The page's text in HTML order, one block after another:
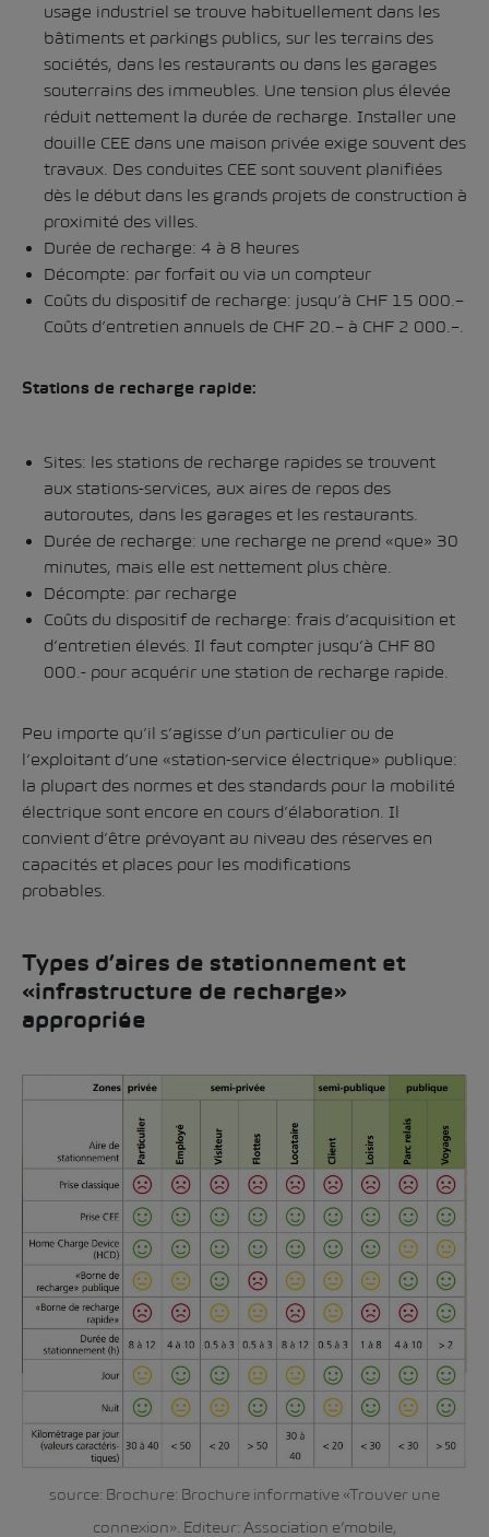
usage industriel se trouve habituellement dans les
bâtiments et parkings publics, sur les terrains des
sociétés, dans les restaurants ou dans les garages
souterrains des immeubles. Une tension plus élevée
réduit nettement la durée de recharge. Installer une
douille CEE dans une maison privée exige souvent des
travaux. Des conduites CEE sont souvent planifiées
dès le début dans les grands projets de construction à
proximité des villes.
Durée de recharge: 4 à 8 heures
Décompte: par forfait ou via un compteur
Coûts du dispositif de recharge: jusqu’à CHF 15 000.–
Coûts d’entretien annuels de CHF 20.– à CHF 2 000.–.
Stations de recharge rapide:
Sites: les stations de recharge rapides se trouvent
aux stations-services, aux aires de repos des
autoroutes, dans les garages et les restaurants.
Durée de recharge: une recharge ne prend «que» 30
minutes, mais elle est nettement plus chère.
Décompte: par recharge
Coûts du dispositif de recharge: frais d’acquisition et
d’entretien élevés. Il faut compter jusqu’à CHF 80
000.- pour acquérir une station de recharge rapide.
Peu importe qu’il s’agisse d’un particulier ou de
l’exploitant d’une «station-service électrique» publique:
la plupart des normes et des standards pour la mobilité
électrique sont encore en cours d’élaboration. Il
convient d’être prévoyant au niveau des réserves en
capacités et places pour les modifications
probables.
Types d’aires de stationnement et
«infrastructure de recharge»
appropriée
source: Brochure: Brochure informative «Trouver une
connexion». Editeur: Association e’mobile,